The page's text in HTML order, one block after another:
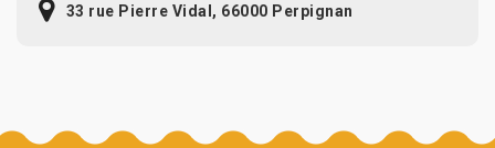
33 rue Pierre Vidal, 66000 Perpignan